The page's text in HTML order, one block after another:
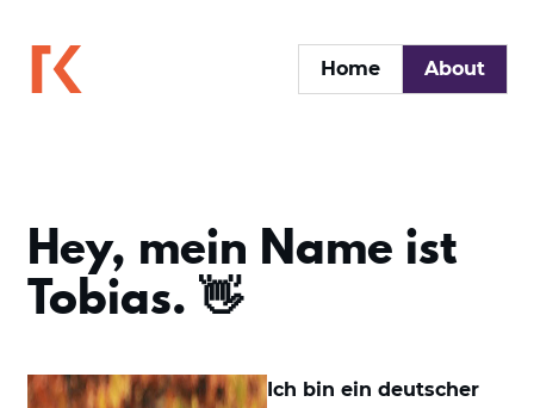
Home About
Hey, mein Name ist
Tobias. 👋
Ich bin ein deutscher